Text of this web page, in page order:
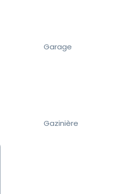
Garage
Gazinière